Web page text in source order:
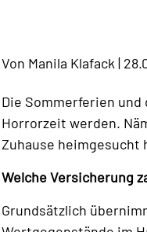
Von Manila Klafack |
Die Sommerferien
Horrorzeit werden.
Zuhause heimgesucht
Welche Versicherung
Grundsätzlich